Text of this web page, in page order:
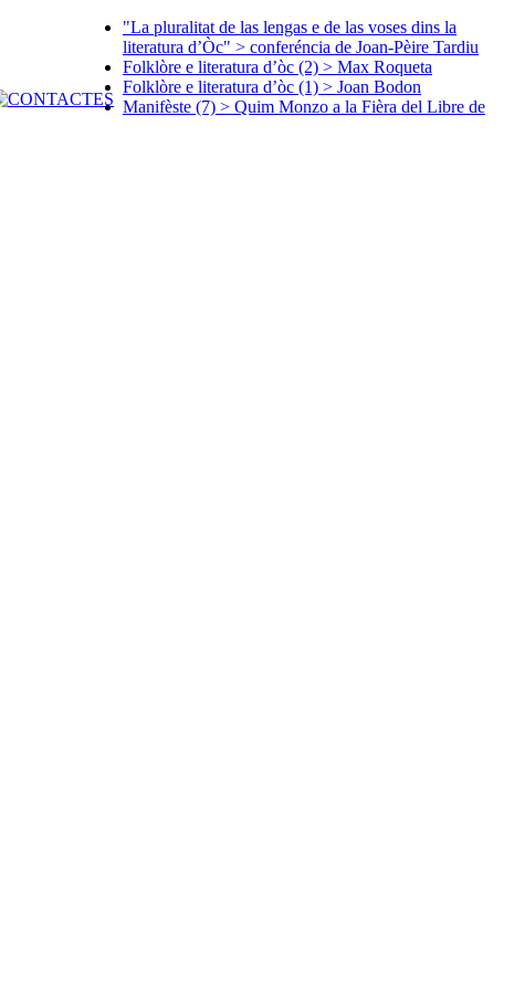
"La pluralitat de las lengas e de las voses dins la
literatura d’Òc" > conferéncia de Joan-Pèire Tardiu
Folklòre e literatura d’òc (2) > Max Roqueta
Folklòre e literatura d’òc (1) > Joan Bodon
Manifèste (7) > Quim Monzo a la Fièra del Libre de